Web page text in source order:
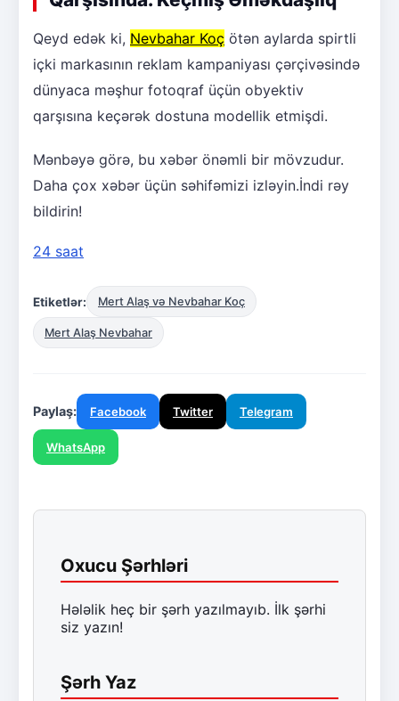
Qeyd edək ki, Nevbahar Koç ötən aylarda spirtli
içki markasının reklam kampaniyası çərçivəsində
dünyaca məşhur fotoqraf üçün obyektiv
qarşısına keçərək dostuna modellik etmişdi.
Mənbəyə görə, bu xəbər önəmli bir mövzudur.
Daha çox xəbər üçün səhifəmizi izləyin.İndi rəy
bildirin!
24 saat
Etiketlər: Mert Alaş və Nevbahar Koç
Mert Alaş Nevbahar
Paylaş: Facebook Twitter Telegram
WhatsApp
Oxucu Şərhləri
Hələlik heç bir şərh yazılmayıb. İlk şərhi
siz yazın!
Şərh Yaz